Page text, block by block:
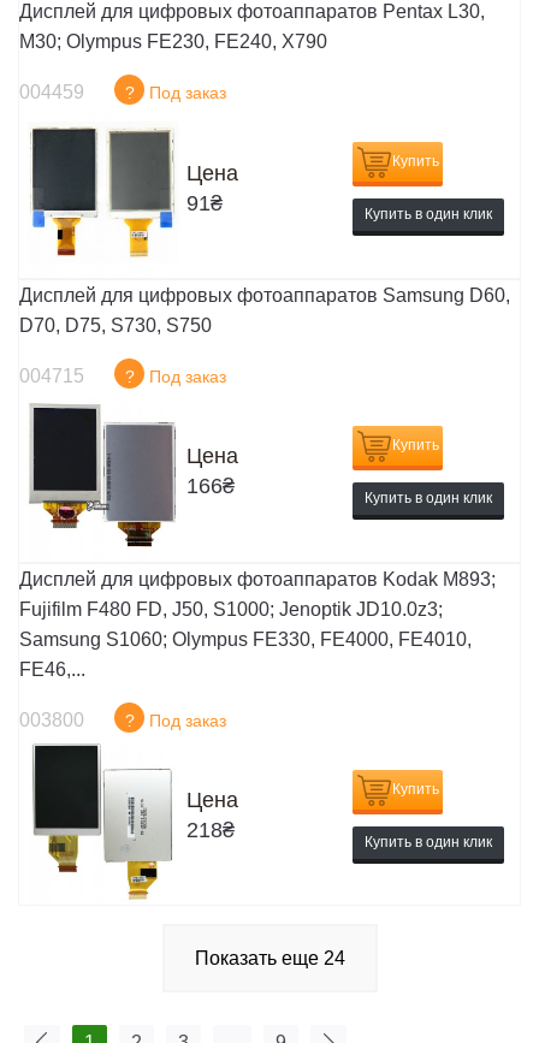
Дисплей для цифровых фотоаппаратов Pentax L30,
M30; Olympus FE230, FE240, X790
004459 ? Под заказ
Цена
91₴
Купить
Купить в один клик
Дисплей для цифровых фотоаппаратов Samsung D60,
D70, D75, S730, S750
004715 ? Под заказ
Цена
166₴
Купить
Купить в один клик
Дисплей для цифровых фотоаппаратов Kodak M893;
Fujifilm F480 FD, J50, S1000; Jenoptik JD10.0z3;
Samsung S1060; Olympus FE330, FE4000, FE4010,
FE46,...
003800 ? Под заказ
Цена
218₴
Купить
Купить в один клик
Показать еще 24